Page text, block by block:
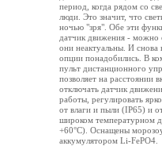
период, когда рядом со
люди. Это значит, что
ночью "зря". Обе эти
датчик движения - можно
они неактуальны. И снова
опции понадобились. В
пульт дистанционного
позволяет на расстоянии
отключать датчик
работы, регулировать
от влаги и пыли (IP65) и
широком температурном
+60°C). Оснащены
аккумулятором Li-FePO4.